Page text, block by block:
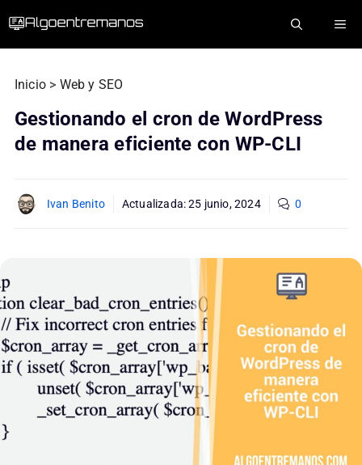
Inicio > Web y SEO
Gestionando el cron de WordPress
de manera eficiente con WP-CLI
Ivan Benito Actualizada:25 junio, 2024 0